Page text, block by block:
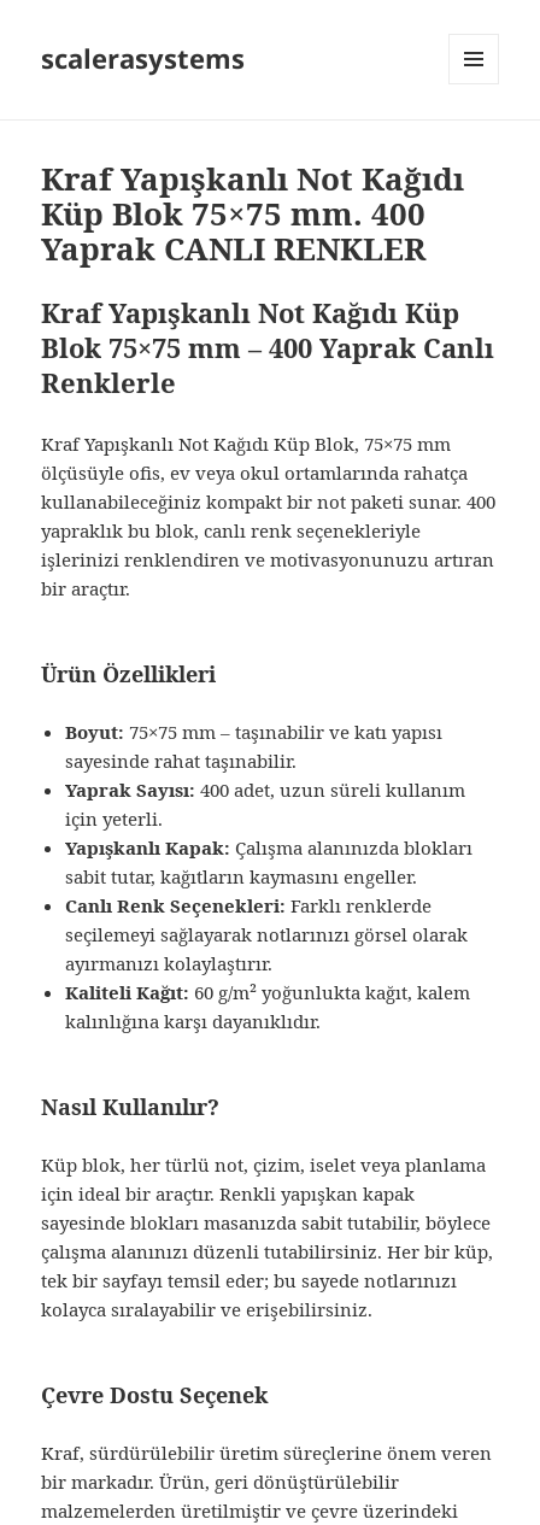
scalerasystems
Kraf Yapışkanlı Not Kağıdı
Küp Blok 75×75 mm. 400
Yaprak CANLI RENKLER
Kraf Yapışkanlı Not Kağıdı Küp
Blok 75×75 mm – 400 Yaprak Canlı
Renklerle
Kraf Yapışkanlı Not Kağıdı Küp Blok, 75×75 mm
ölçüsüyle ofis, ev veya okul ortamlarında rahatça
kullanabileceğiniz kompakt bir not paketi sunar. 400
yapraklık bu blok, canlı renk seçenekleriyle
işlerinizi renklendiren ve motivasyonunuzu artıran
bir araçtır.
Ürün Özellikleri
Boyut: 75×75 mm – taşınabilir ve katı yapısı
sayesinde rahat taşınabilir.
Yaprak Sayısı: 400 adet, uzun süreli kullanım
için yeterli.
Yapışkanlı Kapak: Çalışma alanınızda blokları
sabit tutar, kağıtların kaymasını engeller.
Canlı Renk Seçenekleri: Farklı renklerde
seçilemeyi sağlayarak notlarınızı görsel olarak
ayırmanızı kolaylaştırır.
Kaliteli Kağıt: 60 g/m² yoğunlukta kağıt, kalem
kalınlığına karşı dayanıklıdır.
Nasıl Kullanılır?
Küp blok, her türlü not, çizim, iselet veya planlama
için ideal bir araçtır. Renkli yapışkan kapak
sayesinde blokları masanızda sabit tutabilir, böylece
çalışma alanınızı düzenli tutabilirsiniz. Her bir küp,
tek bir sayfayı temsil eder; bu sayede notlarınızı
kolayca sıralayabilir ve erişebilirsiniz.
Çevre Dostu Seçenek
Kraf, sürdürülebilir üretim süreçlerine önem veren
bir markadır. Ürün, geri dönüştürülebilir
malzemelerden üretilmiştir ve çevre üzerindeki